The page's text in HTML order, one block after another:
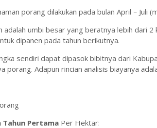
porang dilakukan pada bulan April – Juli
adalah umbi besar yang beratnya lebih dari
dipanen pada tahun berikutnya.
sendiri dapat dipasok bibitnya dari
porang. Adapun rincian analisis biayanya
Tahun PertamaPer Hektar: